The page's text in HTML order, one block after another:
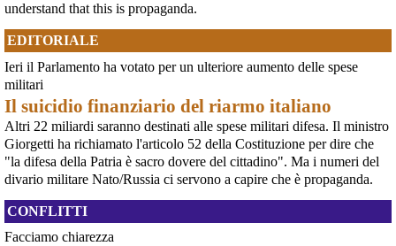
[News] Caccia di sesta generazione GCAP, c'è una finestra di opportunità per
fermarlo
Ecco le scadenze e i punti deboli del programma militare GCAPA pochi
giorni da una scadenza cruciale per il programma GCAP (Global Combat Air
Programme), il costosissimo caccia di sesta generazione promosso da
Italia, Regno Unito e Giappone, si apre una finestra di opportunità per il
movimento
[News] Armi nucleari ad Aviano, cosa ha deciso oggi il GIP
Il Giudice per le Indagini Preliminari del Tribunale di Pordenone ha deciso di
riservarsi sulla richiesta di opposizione all’archiviazione presentata da un
gruppo di cittadini e associazioni riguardo alla presenza di armi nucleari
statunitensi nella base USAF di Aviano. L’attesa decisi
[News] Parte in Finlandia la manifestazione contro il riarmo europeo
Helsinki, mobilitazione contro il riarmo europeo: “Welfare, not warfare”Anche
in Finlandia, oggi 14 giugno 2026, cittadini e organizzazioni pacifiste stanno
scendendo in piazza contro il riarmo, in collegamento con le proteste in
understand that this is propaganda.
EDITORIALE
Ieri il Parlamento ha votato per un ulteriore aumento delle spese
militari
Il suicidio finanziario del riarmo italiano
Altri 22 miliardi saranno destinati alle spese militari difesa. Il ministro
Giorgetti ha richiamato l'articolo 52 della Costituzione per dire che
"la difesa della Patria è sacro dovere del cittadino". Ma i numeri del
divario militare Nato/Russia ci servono a capire che è propaganda.
CONFLITTI
Facciamo chiarezza